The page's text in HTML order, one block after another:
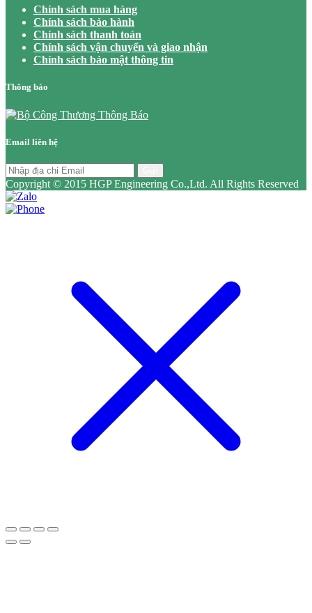
Chính sách mua hàng
Chính sách bảo hành
Chính sách thanh toán
Chính sách vận chuyển và giao nhận
Chính sách bảo mật thông tin
Thông báo
Email liên hệ
Copyright © 2015 HGP Engineering Co.,Ltd. All Rights Reserved